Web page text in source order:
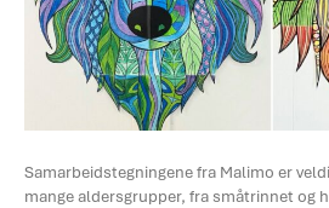
Samarbeidstegningene fra Malimo er
mange aldersgrupper, fra småtrinnet og